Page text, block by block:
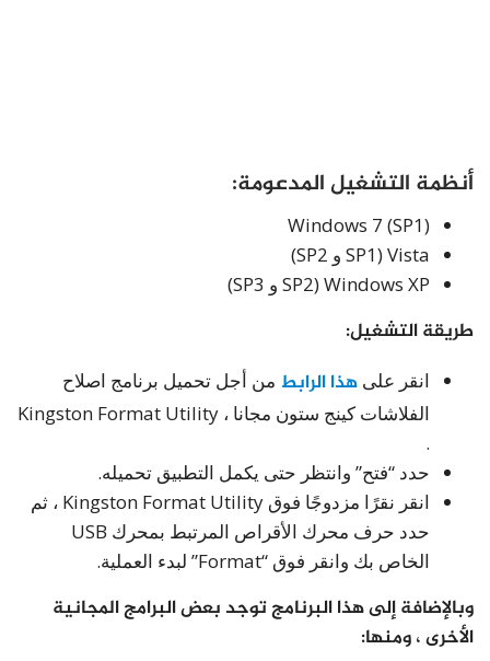
أنظمة التشغيل المدعومة:
Windows 7 (SP1)
Vista (SP1 و SP2)
Windows XP (SP2 و SP3)
طريقة التشغيل:
انقر على هذا الرابط من أجل تحميل برنامج اصلاح
الفلاشات كينج ستون مجانا ، Kingston Format Utility
.
حدد “فتح” وانتظر حتى يكمل التطبيق تحميله.
انقر نقرًا مزدوجًا فوق Kingston Format Utility ، ثم
حدد حرف محرك الأقراص المرتبط بمحرك USB
الخاص بك وانقر فوق “Format” لبدء العملية.
وبالإضافة إلى هذا البرنامج توجد بعض البرامج المجانية
الأخرى ، ومنها: